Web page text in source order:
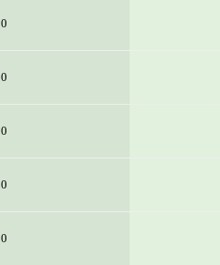
0
0
0
0
0